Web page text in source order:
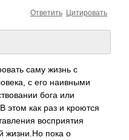
Цитировать
Ответить
саму жизнь с
с его наивными
бога или
этом как раз и кроются
восприятия
жизни.Но пока о